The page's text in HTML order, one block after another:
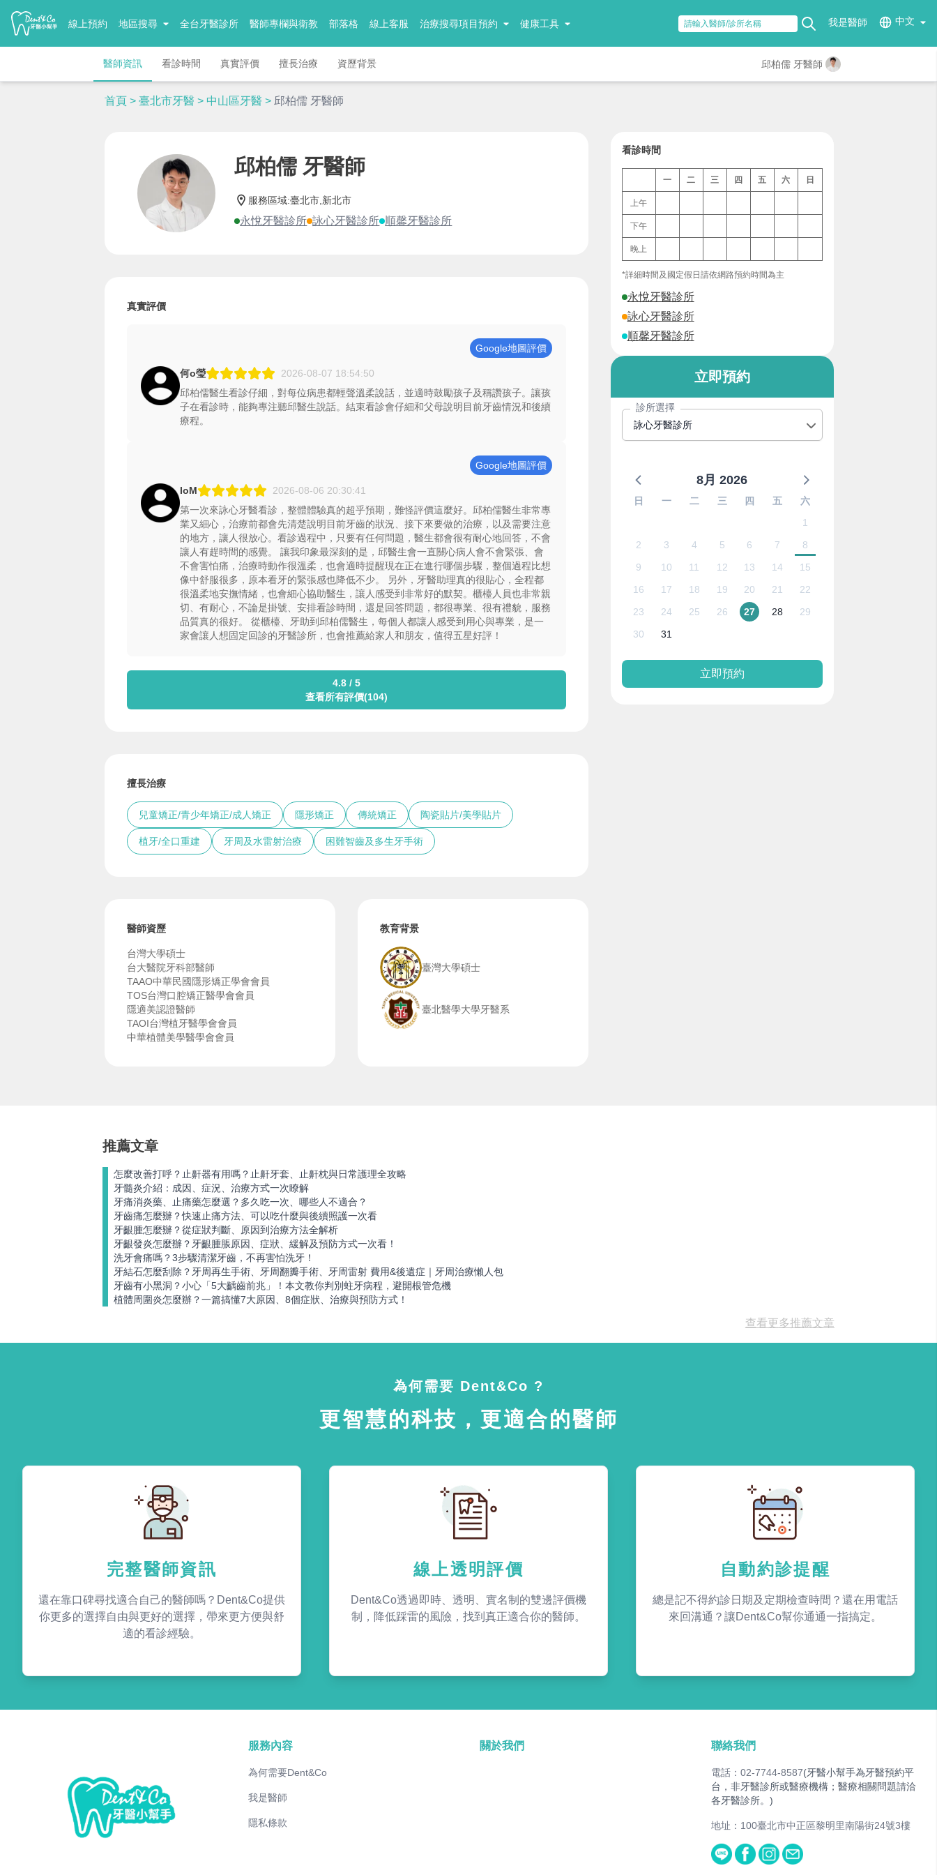
線上預約 地區搜尋 全台牙醫診所 醫師專欄與衛教 部落格 線上客服 治療搜尋項目預約 健康工具 我是醫師 中文
醫師資訊 看診時間 真實評價 擅長治療 資歷背景 邱柏儒 牙醫師
首頁 > 臺北市牙醫 > 中山區牙醫 > 邱柏儒 牙醫師
邱柏儒 牙醫師
服務區域:臺北市,新北市
永悅牙醫診所 詠心牙醫診所 順馨牙醫診所
看診時間
一 二 三 四 五 六 日
上午
下午
晚上
*詳細時間及國定假日請依網路預約時間為主
永悅牙醫診所
詠心牙醫診所
順馨牙醫診所
立即預約
診所選擇
詠心牙醫診所
8月 2026
日 一 二 三 四 五
六
1
2
3 4 5 6 7
8
9
10 11 12 13 14
15
16
17 18 19 20 21
22
23
24 25 26 27 28
29
30
31
立即預約
真實評價
Google地圖評價
何o瑩
2026-08-07 18:54:50
邱柏儒醫生看診仔細，對每位病患都輕聲溫柔說話，並適時鼓勵孩子及稱讚孩子。讓孩
子在看診時，能夠專注聽邱醫生說話。結束看診會仔細和父母說明目前牙齒情況和後續
療程。
Google地圖評價
IoM
2026-08-06 20:30:41
第一次來詠心牙醫看診，整體體驗真的超乎預期，難怪評價這麼好。邱柏儒醫生非常專
業又細心，治療前都會先清楚說明目前牙齒的狀況、接下來要做的治療，以及需要注意
的地方，讓人很放心。看診過程中，只要有任何問題，醫生都會很有耐心地回答，不會
讓人有趕時間的感覺。 讓我印象最深刻的是，邱醫生會一直關心病人會不會緊張、會
不會害怕痛，治療時動作很溫柔，也會適時提醒現在正在進行哪個步驟，整個過程比想
像中舒服很多，原本看牙的緊張感也降低不少。 另外，牙醫助理真的很貼心，全程都
很溫柔地安撫情緒，也會細心協助醫生，讓人感受到非常好的默契。櫃檯人員也非常親
切、有耐心，不論是掛號、安排看診時間，還是回答問題，都很專業、很有禮貌，服務
品質真的很好。 從櫃檯、牙助到邱柏儒醫生，每個人都讓人感受到用心與專業，是一
家會讓人想固定回診的牙醫診所，也會推薦給家人和朋友，值得五星好評！
4.8 / 5
查看所有評價(104)
擅長治療
兒童矯正/青少年矯正/成人矯正 隱形矯正 傳統矯正 陶瓷貼片/美學貼片
植牙/全口重建 牙周及水雷射治療 困難智齒及多生牙手術
醫師資歷
台灣大學碩士
台大醫院牙科部醫師
TAAO中華民國隱形矯正學會會員
TOS台灣口腔矯正醫學會會員
隱適美認證醫師
TAOI台灣植牙醫學會會員
中華植體美學醫學會會員
教育背景
臺灣大學碩士
臺北醫學大學牙醫系
推薦文章
怎麼改善打呼？止鼾器有用嗎？止鼾牙套、止鼾枕與日常護理全攻略
牙髓炎介紹：成因、症況、治療方式一次瞭解
牙痛消炎藥、止痛藥怎麼選？多久吃一次、哪些人不適合？
牙齒痛怎麼辦？快速止痛方法、可以吃什麼與後續照護一次看
牙齦腫怎麼辦？從症狀判斷、原因到治療方法全解析
牙齦發炎怎麼辦？牙齦腫脹原因、症狀、緩解及預防方式一次看！
洗牙會痛嗎？3步驟清潔牙齒，不再害怕洗牙！
牙結石怎麼刮除？牙周再生手術、牙周翻瓣手術、牙周雷射 費用&後遺症｜牙周治療懶人包
牙齒有小黑洞？小心「5大齲齒前兆」！本文教你判別蛀牙病程，避開根管危機
植體周圍炎怎麼辦？一篇搞懂7大原因、8個症狀、治療與預防方式！
查看更多推薦文章
為何需要 Dent&Co ?
更智慧的科技，更適合的醫師
完整醫師資訊
還在靠口碑尋找適合自己的醫師嗎？Dent&Co提供
你更多的選擇自由與更好的選擇，帶來更方便與舒
適的看診經驗。
線上透明評價
Dent&Co透過即時、透明、實名制的雙邊評價機
制，降低踩雷的風險，找到真正適合你的醫師。
自動約診提醒
總是記不得約診日期及定期檢查時間？還在用電話
來回溝通？讓Dent&Co幫你通通一指搞定。
服務內容
為何需要Dent&Co
我是醫師
隱私條款
關於我們 聯絡我們
電話：02-7744-8587(牙醫小幫手為牙醫預約平
台，非牙醫診所或醫療機構；醫療相關問題請洽
各牙醫診所。)
地址：100臺北市中正區黎明里南陽街24號3樓